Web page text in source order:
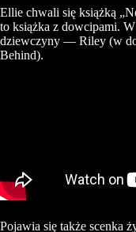
Ellie chwali się książką
to książka z dowcipami.
dziewczyny — Riley (w
Behind).
Pojawia się także scenka